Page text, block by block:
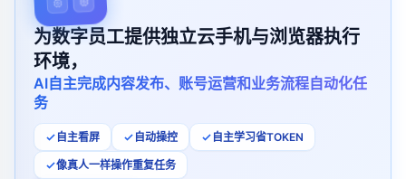
为数字员工提供独立云手机与浏览器执行
环境，
AI自主完成内容发布、账号运营和业务流程自动化任
务
自主看屏 自动操控 自主学习省TOKEN
像真人一样操作重复任务